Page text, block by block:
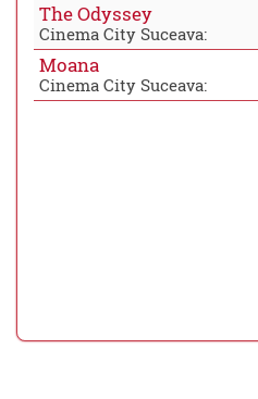
The Odyssey
Cinema City Suceava:
Moana
Cinema City Suceava: